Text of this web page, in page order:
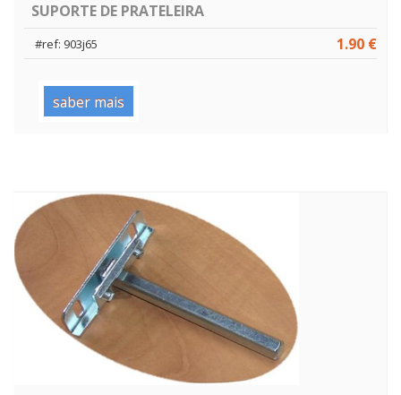
SUPORTE DE PRATELEIRA
1.90 €
#ref: 903j65
saber mais